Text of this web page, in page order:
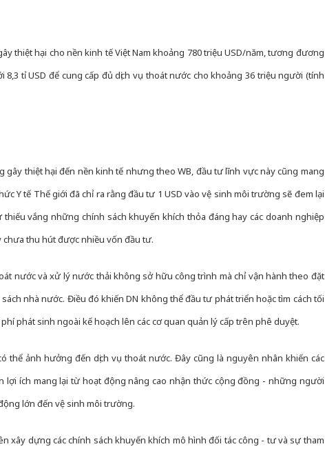
thiệt hại cho nền kinh tế Việt Nam khoảng 780 triệu USD/năm, tương đương
8,3 tỉ USD để cung cấp đủ dịch vụ thoát nước cho khoảng 36 triệu người (tính
gây thiệt hại đến nền kinh tế nhưng theo WB, đầu tư lĩnh vực này cũng mang
Y tế Thế giới đã chỉ ra rằng đầu tư 1 USD vào vệ sinh môi trường sẽ đem lại
vắng những chính sách khuyến khích thỏa đáng hay các doanh nghiệp
thu hút được nhiều vốn đầu tư.
nước và xử lý nước thải không sở hữu công trình mà chỉ vận hành theo đặt
nhà nước. Điều đó khiến DN không thể đầu tư phát triển hoặc tìm cách tối
phát sinh ngoài kế hoạch lên các cơ quan quản lý cấp trên phê duyệt.
thể ảnh hưởng đến dịch vụ thoát nước. Đây cũng là nguyên nhân khiến các
lợi ích mang lại từ hoạt động nâng cao nhận thức cộng đồng - những người
lớn đến vệ sinh môi trường.
xây dựng các chính sách khuyến khích mô hình đối tác công - tư và sự tham